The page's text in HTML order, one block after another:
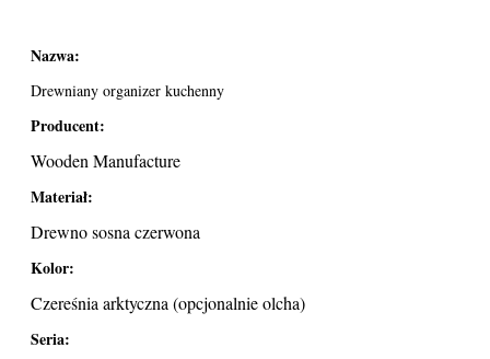
Nazwa:
Drewniany organizer kuchenny
Producent:
Wooden Manufacture
Materiał:
Drewno sosna czerwona
Kolor:
Czereśnia arktyczna (opcjonalnie olcha)
Seria: